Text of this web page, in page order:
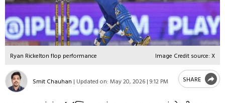
Ryan Rickelton flop performance Image Credit source: X
Smit Chauhan | Updated on: May 20, 2026 | 9:12 PM SHARE